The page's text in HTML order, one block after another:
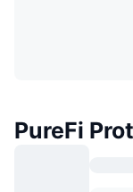
PureFi